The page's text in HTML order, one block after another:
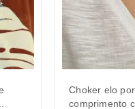
choker elo português. 35cm de
comprimento